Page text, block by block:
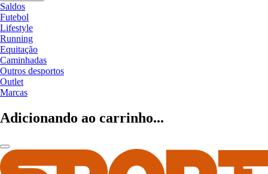
Saldos
Futebol
Lifestyle
Running
Equitação
Caminhadas
Outros desportos
Outlet
Marcas
Adicionando ao carrinho...